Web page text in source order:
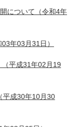
について（令和4年
03年03月31日）
（平成31年02月19
平成30年10月30